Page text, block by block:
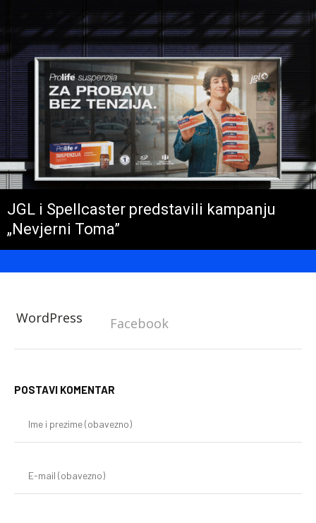
JGL i Spellcaster predstavili kampanju
„Nevjerni Toma”
WordPress Facebook
POSTAVI KOMENTAR